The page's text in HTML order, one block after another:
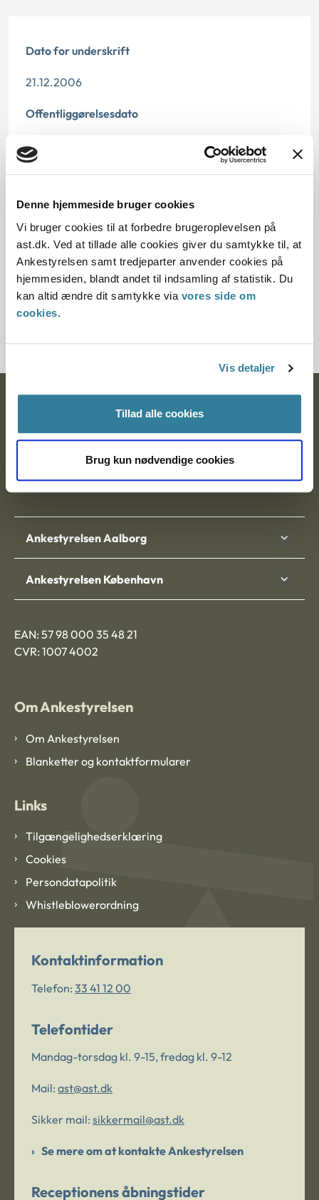
Denne hjemmeside bruger cookies
Vi bruger cookies til at forbedre brugeroplevelsen på
ast.dk. Ved at tillade alle cookies giver du samtykke til, at
Ankestyrelsen samt tredjeparter anvender cookies på
hjemmesiden, blandt andet til indsamling af statistik. Du
kan altid ændre dit samtykke via vores side om
cookies.
Vis detaljer
Tillad alle cookies
Brug kun nødvendige cookies
Dato for underskrift
21.12.2006
Offentliggørelsesdato
11.07.2013
Denne principafgørelse er kasseret den 4. juli 2018,
Paragraf
§ 76 § 88 § 60 § 74 § 72 § 75 § 71 § 83 § 73
Journalnummer
Postadresse:
Nytorv 7, 2. sal
9000 Aalborg
Ankestyrelsen Aalborg
Ankestyrelsen København
EAN: 57 98 000 35 48 21
CVR: 1007 4002
Om Ankestyrelsen
Om Ankestyrelsen
Blanketter og kontaktformularer
Links
Tilgængelighedserklæring
Cookies
Persondatapolitik
Whistleblowerordning
Kontaktinformation
Telefon: 33 41 12 00
Telefontider
Mandag-torsdag kl. 9-15, fredag kl. 9-12
Mail: ast@ast.dk
Sikker mail: sikkermail@ast.dk
Se mere om at kontakte Ankestyrelsen
Receptionens åbningstider